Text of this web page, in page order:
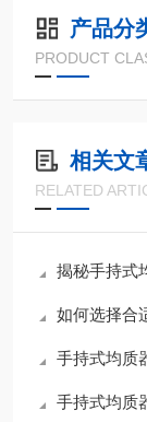
产品分
PRODUCT
相关文
RELATED
揭秘手持式
如何选择合
手持式均质
手持式均质